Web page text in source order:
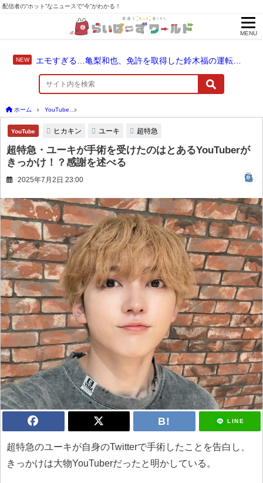
配信者の“ホット”なニュースで“今”がわかる！
MENU
エモすぎる…亀梨和也、免許を取得した鈴木福の運転でドライブ！
ホーム YouTube
YouTube ヒカキン ユーキ 超特急
超特急・ユーキが手術を受けたのはとあるYouTuberが
きっかけ！？感謝を述べる
2025年7月2日 23:00
LINE
超特急のユーキが自身のTwitterで手術したことを告白し、
きっかけは大物YouTuberだったと明かしている。